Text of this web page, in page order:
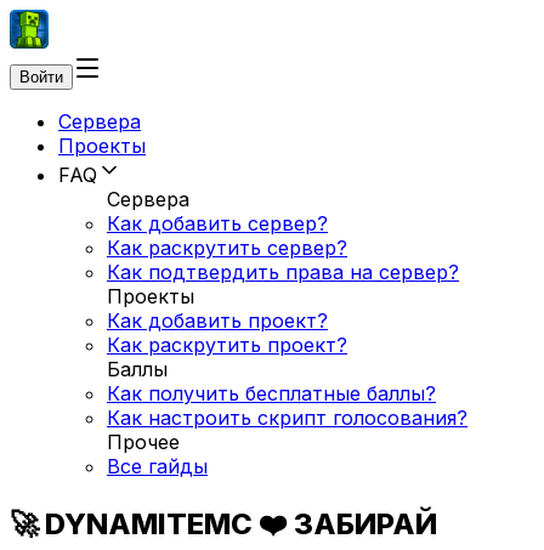
Войти
Сервера
Проекты
FAQ
Сервера
Как добавить сервер?
Как раскрутить сервер?
Как подтвердить права на сервер?
Проекты
Как добавить проект?
Как раскрутить проект?
Баллы
Как получить бесплатные баллы?
Как настроить скрипт голосования?
Прочее
Все гайды
🚀 DYNAMITEMC ❤️ ЗАБИРАЙ